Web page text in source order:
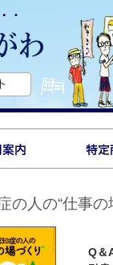
の人の“仕事の
Q＆